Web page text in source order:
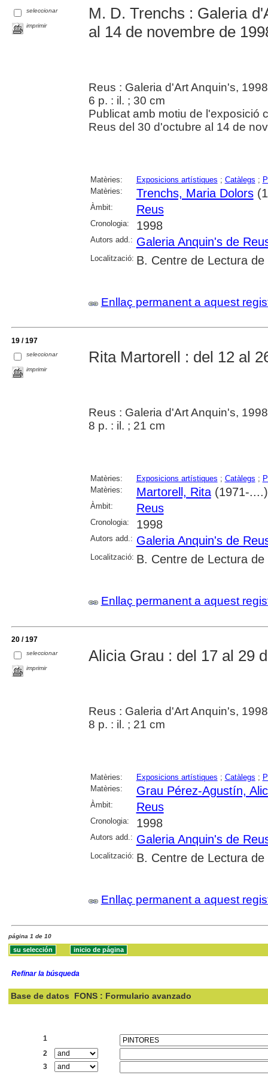
seleccionar
imprimir
M. D. Trenchs : Galeria
al 14 de novembre de
Reus : Galeria d'Art Anquin's, 1998
6 p. : il. ; 30 cm
Publicat amb motiu de l'exposició
Reus del 30 d'octubre al 14 de
Matèries: Exposicions artístiques ; Catàlegs ;
Matèries:
Trenchs, Maria Dolors
Àmbit: Reus
Cronologia: 1998
Autors add.: Galeria Anquin's de
Localització: B. Centre de Lectura de
Enllaç permanent a aquest
19 / 197
seleccionar
imprimir
Rita Martorell : del 12 al
Reus : Galeria d'Art Anquin's, 1998
8 p. : il. ; 21 cm
Matèries: Exposicions artístiques ; Catàlegs ;
Matèries:
Martorell, Rita(1971-....)
Àmbit: Reus
Cronologia: 1998
Autors add.: Galeria Anquin's de
Localització: B. Centre de Lectura de
Enllaç permanent a aquest
20 / 197
seleccionar
imprimir
Alicia Grau : del 17 al 29
Reus : Galeria d'Art Anquin's, 1998
8 p. : il. ; 21 cm
Matèries: Exposicions artístiques ; Catàlegs ;
Matèries:
Grau Pérez-Agustín,
Àmbit: Reus
Cronologia: 1998
Autors add.: Galeria Anquin's de
Localització: B. Centre de Lectura de
Enllaç permanent a aquest
página 1 de 10
Refinar la búsqueda
Base de datos FONS : Formulario avanzado
1
2
3